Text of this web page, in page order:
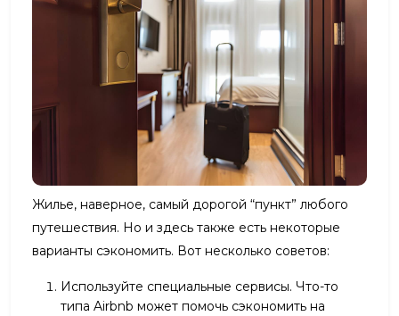
Жилье, наверное, самый дорогой “пункт” любого
путешествия. Но и здесь также есть некоторые
варианты сэкономить. Вот несколько советов:
Используйте специальные сервисы. Что-то
типа Airbnb может помочь сэкономить на